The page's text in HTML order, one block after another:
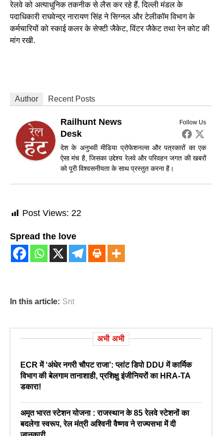
रेलवे को अत्याधुनिक तकनीक से लैस कर रहे हैं. दिल्ली मंडल के
पदाधिकारी राघवेन्द्र नारायण सिंह ने सिग्नल और टेलीकॉम विभाग के
कर्मचारियों को स्काई कलर के सेफ्टी जैकेट, विंटर जैकेट तथा रेन कोट की
मांग रखी.
Author Recent Posts
Follow Us
Railhunt News
Desk
देश के अनुभवी मीडिया प्रोफेशनल्स और पत्रकारों का एक
ऐसा मंच है, जिसका उद्देश्य रेलवे और परिवहन जगत की खबरों
को पूरी विश्वसनीयता के साथ प्रस्तुत करना है।
Post Views: 22
Spread the love
In this article: Snt
अभी अभी
ECR में ‘अंधेर नगरी चौपट राजा’: प्लांट डिपो DDU में कार्मिक
विभाग की बेलगाम तानाशाही, प्रशिक्षु इंजीनियरों का HRA-TA
डकारा!
अमृत भारत स्टेशन योजना : राजस्थान के 85 रेलवे स्टेशनों का
बदलेगा स्वरूप, रेल मंत्री अश्विनी वैष्णव ने राज्यसभा में दी